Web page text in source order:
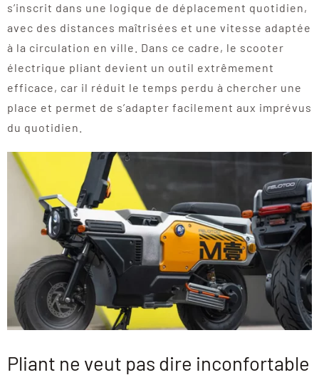
s’inscrit dans une logique de déplacement quotidien,
avec des distances maîtrisées et une vitesse adaptée
à la circulation en ville. Dans ce cadre, le scooter
électrique pliant devient un outil extrêmement
efficace, car il réduit le temps perdu à chercher une
place et permet de s’adapter facilement aux imprévus
du quotidien.
Pliant ne veut pas dire inconfortable